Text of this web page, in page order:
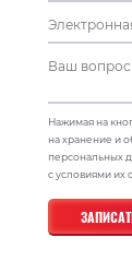
Нажимая на
на хранение и
персональных
с условиями их